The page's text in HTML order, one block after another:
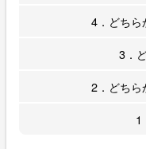
4．どちら
3．
2．どちら
1